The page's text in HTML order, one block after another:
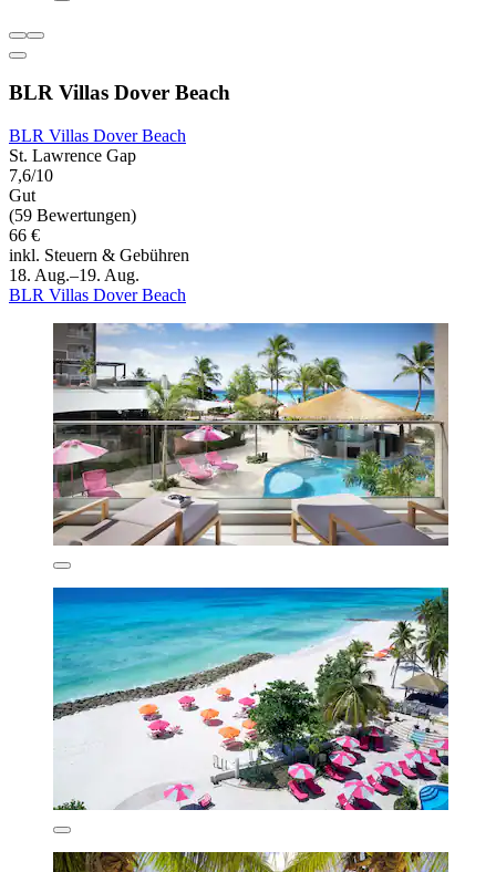
BLR Villas Dover Beach
BLR Villas Dover Beach
St. Lawrence Gap
7,6/10
Gut
(59 Bewertungen)
66 €
inkl. Steuern & Gebühren
18. Aug.–19. Aug.
BLR Villas Dover Beach